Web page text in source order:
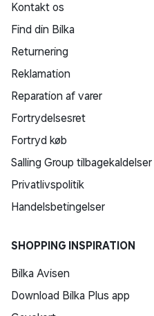
Kontakt os
Find din Bilka
Returnering
Reklamation
Reparation af varer
Fortrydelsesret
Fortryd køb
Salling Group tilbagekaldelser
Privatlivspolitik
Handelsbetingelser
SHOPPING INSPIRATION
Bilka Avisen
Download Bilka Plus app